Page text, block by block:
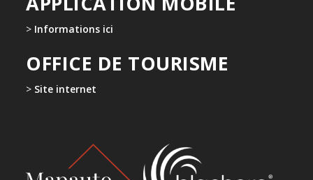
> Informations ici
OFFICE DE TOURISME
> Site internet